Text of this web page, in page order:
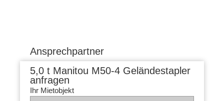
Ansprechpartner
5,0 t Manitou M50-4 Geländestapler
anfragen
Ihr Mietobjekt